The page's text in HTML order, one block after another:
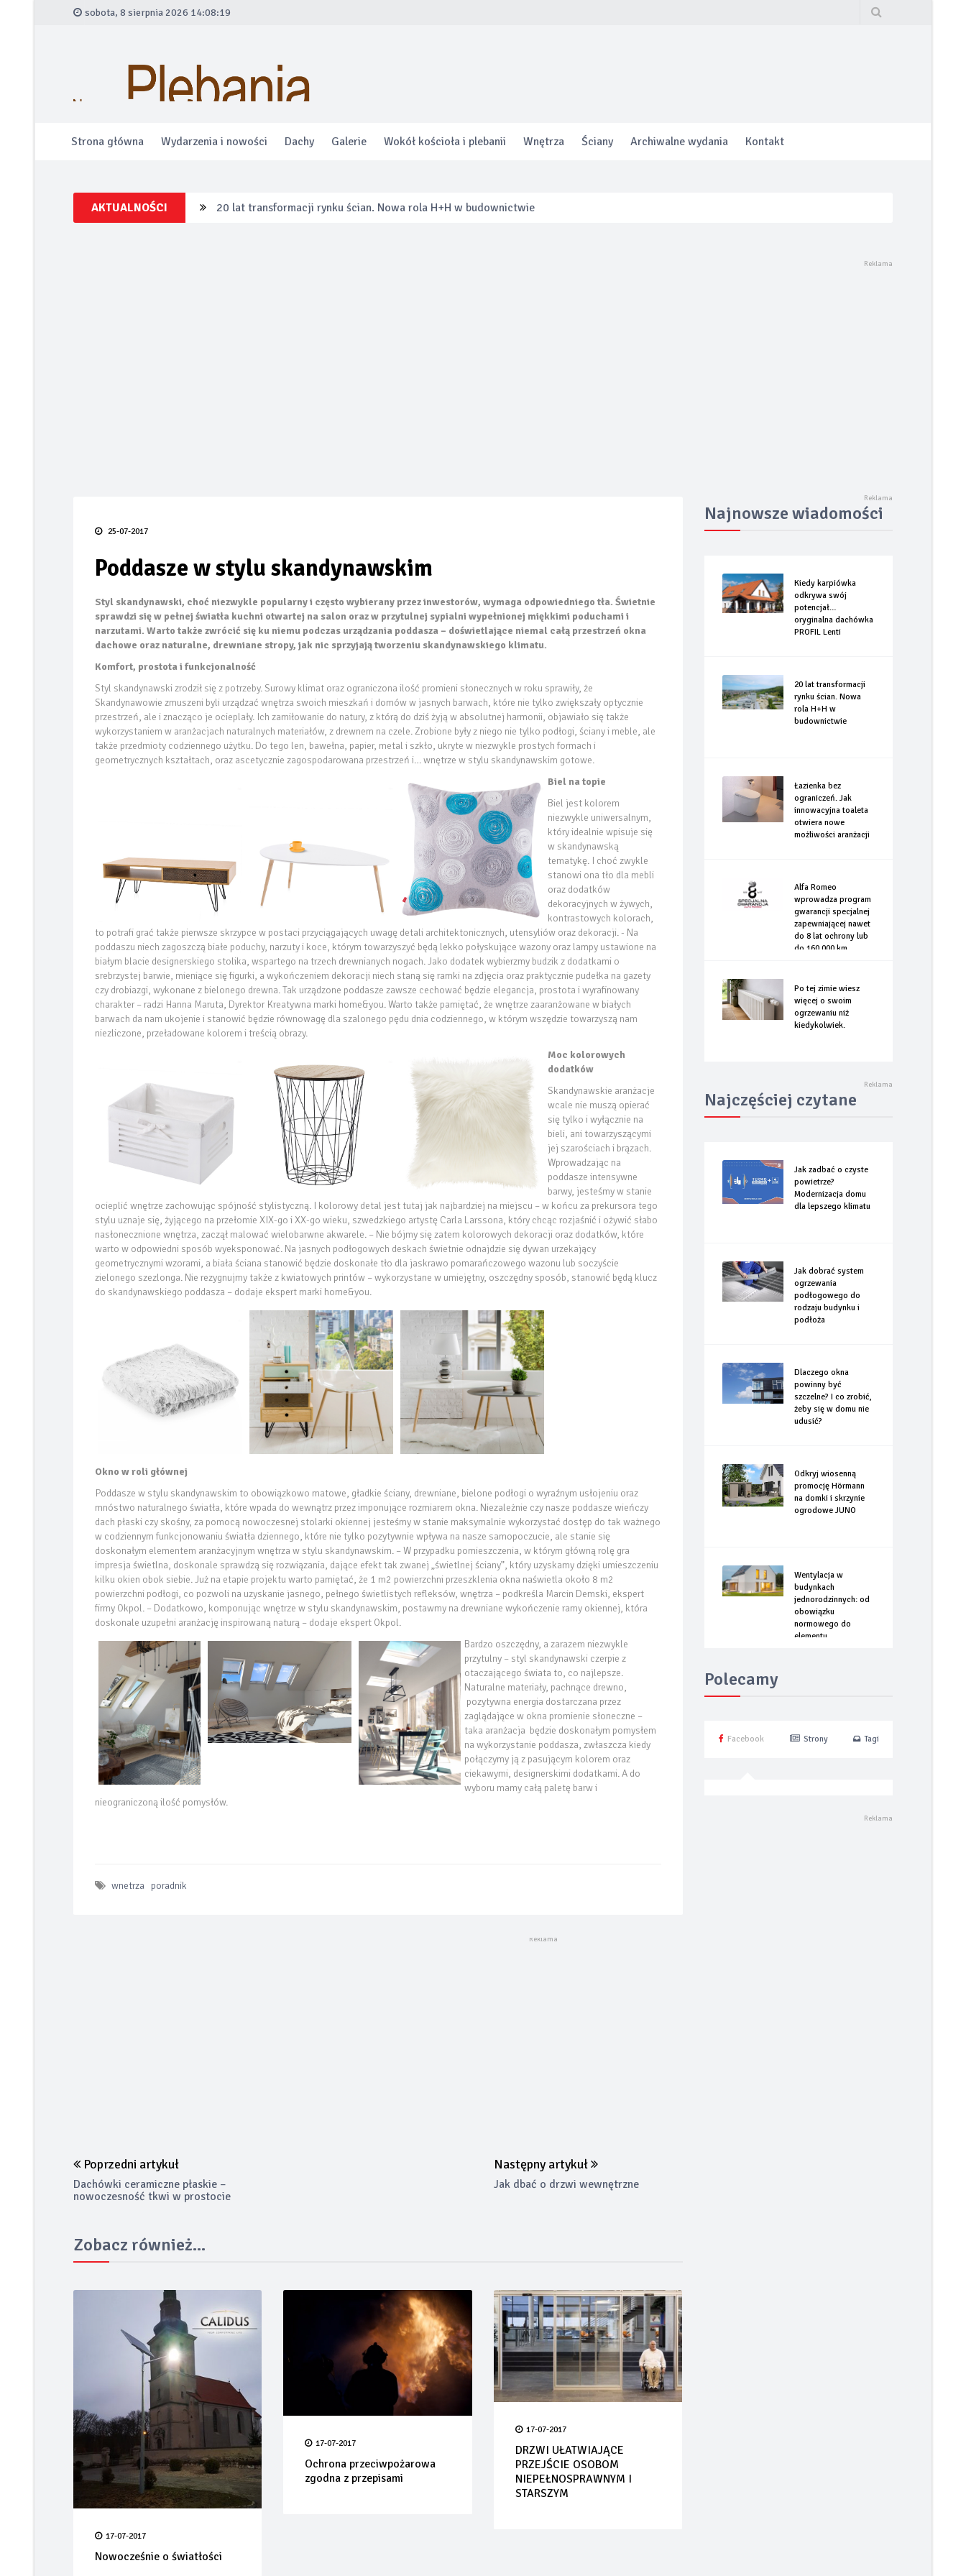
sobota, 8 sierpnia 2026 14:08:20
Strona główna Wydarzenia i nowości Dachy Galerie Wokół kościoła i plebanii Wnętrza Ściany Archiwalne wydania Kontakt
AKTUALNOŚCI 20 lat transformacji rynku ścian. Nowa rola H+H w budownictwie
25-07-2017
Poddasze w stylu skandynawskim
Styl skandynawski, choć niezwykle popularny i często wybierany przez inwestorów, wymaga odpowiedniego tła. Świetnie
sprawdzi się w pełnej światła kuchni otwartej na salon oraz w przytulnej sypialni wypełnionej miękkimi poduchami i
narzutami. Warto także zwrócić się ku niemu podczas urządzania poddasza – doświetlające niemal całą przestrzeń okna
dachowe oraz naturalne, drewniane stropy, jak nic sprzyjają tworzeniu skandynawskiego klimatu.
Komfort, prostota i funkcjonalność
Styl skandynawski zrodził się z potrzeby. Surowy klimat oraz ograniczona ilość promieni słonecznych w roku sprawiły, że
Skandynawowie zmuszeni byli urządzać wnętrza swoich mieszkań i domów w jasnych barwach, które nie tylko zwiększały optycznie
przestrzeń, ale i znacząco je ocieplały. Ich zamiłowanie do natury, z którą do dziś żyją w absolutnej harmonii, objawiało się także
wykorzystaniem w aranżacjach naturalnych materiałów, z drewnem na czele. Zrobione były z niego nie tylko podłogi, ściany i meble, ale
także przedmioty codziennego użytku. Do tego len, bawełna, papier, metal i szkło, ukryte w niezwykle prostych formach i
geometrycznych kształtach, oraz ascetycznie zagospodarowana przestrzeń i… wnętrze w stylu skandynawskim gotowe.
Biel na topie
Biel jest kolorem
niezwykle uniwersalnym,
który idealnie wpisuje się
w skandynawską
tematykę. I choć zwykle
stanowi ona tło dla mebli
oraz dodatków
dekoracyjnych w żywych,
kontrastowych kolorach,
to potrafi grać także pierwsze skrzypce w postaci przyciągających uwagę detali architektonicznych, utensyliów oraz dekoracji. - Na
poddaszu niech zagoszczą białe poduchy, narzuty i koce, którym towarzyszyć będą lekko połyskujące wazony oraz lampy ustawione na
białym blacie designerskiego stolika, wspartego na trzech drewnianych nogach. Jako dodatek wybierzmy budzik z dodatkami o
srebrzystej barwie, mieniące się figurki, a wykończeniem dekoracji niech staną się ramki na zdjęcia oraz praktycznie pudełka na gazety
czy drobiazgi, wykonane z bielonego drewna. Tak urządzone poddasze zawsze cechować będzie elegancja, prostota i wyrafinowany
charakter – radzi Hanna Maruta, Dyrektor Kreatywna marki home&you. Warto także pamiętać, że wnętrze zaaranżowane w białych
barwach da nam ukojenie i stanowić będzie równowagę dla szalonego pędu dnia codziennego, w którym wszędzie towarzyszą nam
niezliczone, przeładowane kolorem i treścią obrazy.
Moc kolorowych
dodatków
Skandynawskie aranżacje
wcale nie muszą opierać
się tylko i wyłącznie na
bieli, ani towarzyszącymi
jej szarościach i brązach.
Wprowadzając na
poddasze intensywne
barwy, jesteśmy w stanie
ocieplić wnętrze zachowując spójność stylistyczną. I kolorowy detal jest tutaj jak najbardziej na miejscu – w końcu za prekursora tego
stylu uznaje się, żyjącego na przełomie XIX-go i XX-go wieku, szwedzkiego artystę Carla Larssona, który chcąc rozjaśnić i ożywić słabo
nasłonecznione wnętrza, zaczął malować wielobarwne akwarele. – Nie bójmy się zatem kolorowych dekoracji oraz dodatków, które
warto w odpowiedni sposób wyeksponować. Na jasnych podłogowych deskach świetnie odnajdzie się dywan urzekający
geometrycznymi wzorami, a biała ściana stanowić będzie doskonałe tło dla jaskrawo pomarańczowego wazonu lub soczyście
zielonego szezlonga. Nie rezygnujmy także z kwiatowych printów – wykorzystane w umiejętny, oszczędny sposób, stanowić będą klucz
do skandynawskiego poddasza – dodaje ekspert marki home&you.
Okno w roli głównej
Poddasze w stylu skandynawskim to obowiązkowo matowe, gładkie ściany, drewniane, bielone podłogi o wyraźnym usłojeniu oraz
mnóstwo naturalnego światła, które wpada do wewnątrz przez imponujące rozmiarem okna. Niezależnie czy nasze poddasze wieńczy
dach płaski czy skośny, za pomocą nowoczesnej stolarki okiennej jesteśmy w stanie maksymalnie wykorzystać dostęp do tak ważnego
w codziennym funkcjonowaniu światła dziennego, które nie tylko pozytywnie wpływa na nasze samopoczucie, ale stanie się
doskonałym elementem aranżacyjnym wnętrza w stylu skandynawskim. – W przypadku pomieszczenia, w którym główną rolę gra
impresja świetlna, doskonale sprawdzą się rozwiązania, dające efekt tak zwanej „świetlnej ściany”, który uzyskamy dzięki umieszczeniu
kilku okien obok siebie. Już na etapie projektu warto pamiętać, że 1 m2 powierzchni przeszklenia okna naświetla około 8 m2
powierzchni podłogi, co pozwoli na uzyskanie jasnego, pełnego świetlistych refleksów, wnętrza – podkreśla Marcin Demski, ekspert
firmy Okpol. – Dodatkowo, komponując wnętrze w stylu skandynawskim, postawmy na drewniane wykończenie ramy okiennej, która
doskonale uzupełni aranżację inspirowaną naturą – dodaje ekspert Okpol.
Bardzo oszczędny, a zarazem niezwykle
przytulny – styl skandynawski czerpie z
otaczającego świata to, co najlepsze.
Naturalne materiały, pachnące drewno,
pozytywna energia dostarczana przez
zaglądające w okna promienie słoneczne –
taka aranżacja będzie doskonałym pomysłem
na wykorzystanie poddasza, zwłaszcza kiedy
połączymy ją z pasującym kolorem oraz
ciekawymi, designerskimi dodatkami. A do
wyboru mamy całą paletę barw i
nieograniczoną ilość pomysłów.
wnetrza poradnik
Poprzedni artykuł
Dachówki ceramiczne płaskie –
nowoczesność tkwi w prostocie
Następny artykuł
Jak dbać o drzwi wewnętrzne
Zobacz również...
17-07-2017
Nowocześnie o światłości
17-07-2017
Ochrona przeciwpożarowa
zgodna z przepisami
17-07-2017
DRZWI UŁATWIAJĄCE
PRZEJŚCIE OSOBOM
NIEPEŁNOSPRAWNYM I
STARSZYM
Najnowsze wiadomości
Kiedy karpiówka
odkrywa swój
potencjał…
oryginalna dachówka
PROFIL Lenti
20 lat transformacji
rynku ścian. Nowa
rola H+H w
budownictwie
Łazienka bez
ograniczeń. Jak
innowacyjna toaleta
otwiera nowe
możliwości aranżacji
Alfa Romeo
wprowadza program
gwarancji specjalnej
zapewniającej nawet
do 8 lat ochrony lub
do 160.000 km
Po tej zimie wiesz
więcej o swoim
ogrzewaniu niż
kiedykolwiek.
Najczęściej czytane
Jak zadbać o czyste
powietrze?
Modernizacja domu
dla lepszego klimatu
Jak dobrać system
ogrzewania
podłogowego do
rodzaju budynku i
podłoża
Dlaczego okna
powinny być
szczelne? I co zrobić,
żeby się w domu nie
udusić?
Odkryj wiosenną
promocję Hörmann
na domki i skrzynie
ogrodowe JUNO
Wentylacja w
budynkach
jednorodzinnych: od
obowiązku
normowego do
elementu
Polecamy
Facebook Strony Tagi